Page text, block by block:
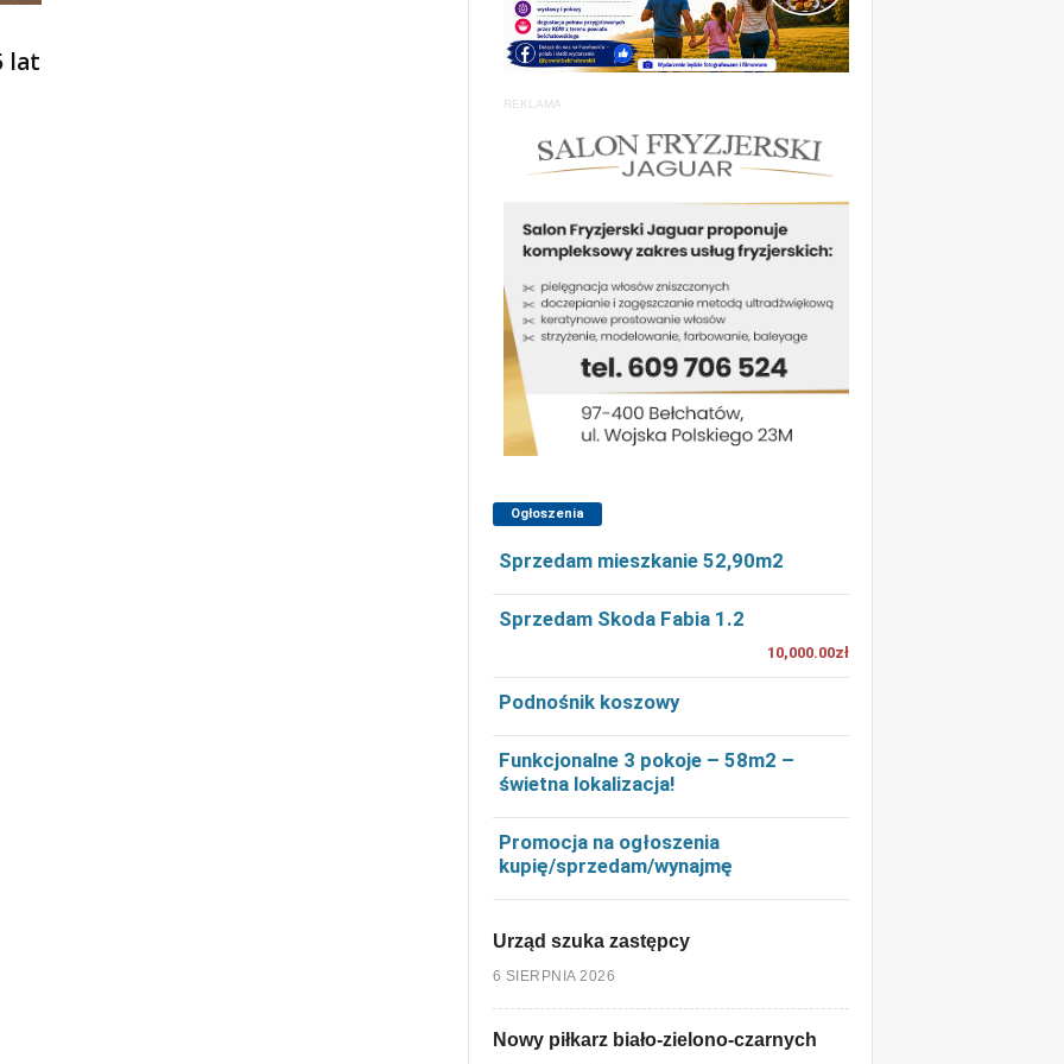
lat
REKLAMA
Ogłoszenia
Sprzedam mieszkanie 52,90m2
Sprzedam Skoda Fabia 1.2
10,000.00zł
Podnośnik koszowy
Funkcjonalne 3 pokoje – 58m2 –
świetna lokalizacja!
Promocja na ogłoszenia
kupię/sprzedam/wynajmę
Urząd szuka zastępcy
6 SIERPNIA 2026
Nowy piłkarz biało-zielono-czarnych